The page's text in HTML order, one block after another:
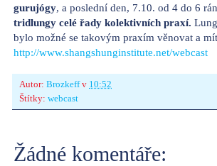
gurujógy, a poslední den, 7.10. od 4 do 6
tridlungy celé řady kolektivních praxí.
bylo možné se takovým praxím věnovat a
http://www.shangshunginstitute.net/webcast
Autor: Brozkeff v 10:52
Štítky: webcast
Žádné komentáře: